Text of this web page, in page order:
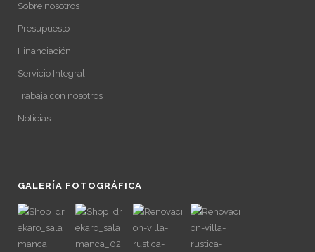
Sobre nosotros
Presupuesto
Financiación
Servicio Integral
Trabaja con nosotros
Noticias
GALERÍA FOTOGRÁFICA